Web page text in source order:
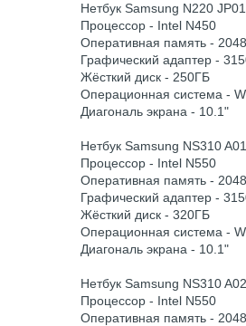
Нетбук Samsung N220 JP01
Процессор - Intel N450
Оперативная память -
Графический адаптер -
Жёсткий диск - 250ГБ
Операционная система -
Диагональ экрана - 10.1"
Нетбук Samsung NS310 A01
Процессор - Intel N550
Оперативная память -
Графический адаптер -
Жёсткий диск - 320ГБ
Операционная система -
Диагональ экрана - 10.1"
Нетбук Samsung NS310 A02
Процессор - Intel N550
Оперативная память -